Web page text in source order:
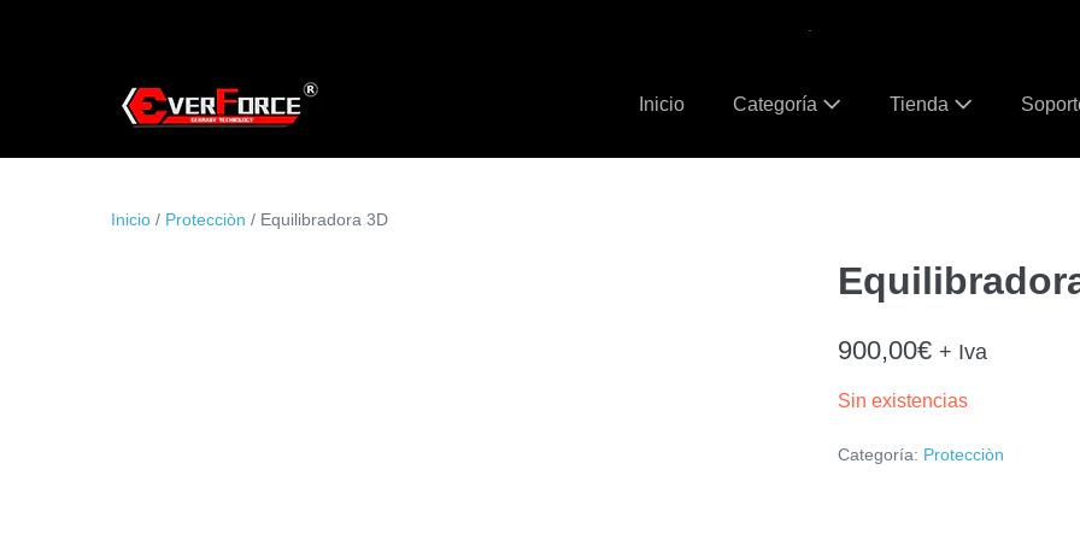
Inicio Categoría Tienda
Inicio / Protecciòn / Equilibradora 3D
900,00€ + Iva
Sin existencias
Categoría: Protecciòn